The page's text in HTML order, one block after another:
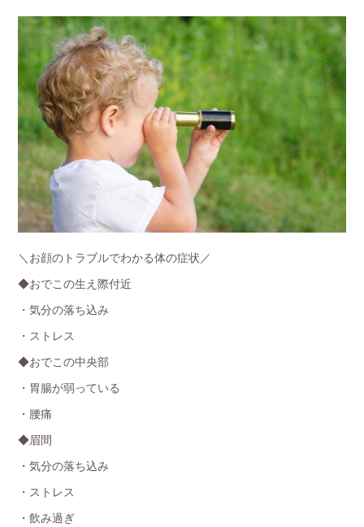
＼お顔のトラブルでわかる体の症状／
◆おでこの生え際付近
・気分の落ち込み
・ストレス
◆おでこの中央部
・胃腸が弱っている
・腰痛
◆眉間
・気分の落ち込み
・ストレス
・飲み過ぎ